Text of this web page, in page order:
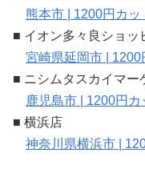
熊本市 | 1200円カッ
■ イオン多々良ショッ
宮崎県延岡市 | 1200
■ ニシムタスカイマー
鹿児島市 | 1200円カ
■ 横浜店
神奈川県横浜市 |